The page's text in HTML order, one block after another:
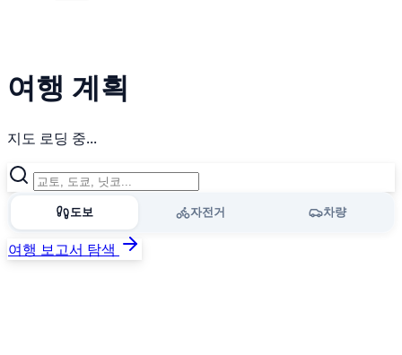
여행 계획
지도 로딩 중...
도보 자전거 차량
여행 보고서 탐색